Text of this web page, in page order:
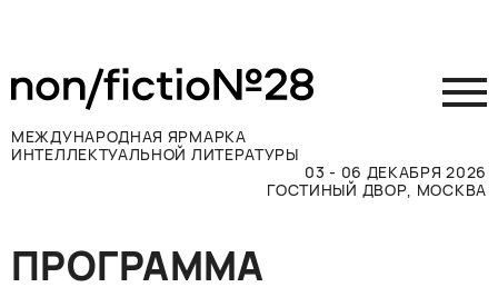
МЕЖДУНАРОДНАЯ ЯРМАРКА
ИНТЕЛЛЕКТУАЛЬНОЙ ЛИТЕРАТУРЫ
03 - 06 ДЕКАБРЯ 2026
ГОСТИНЫЙ ДВОР, МОСКВА
Принять участие
Участникам
ПРОГРАММА